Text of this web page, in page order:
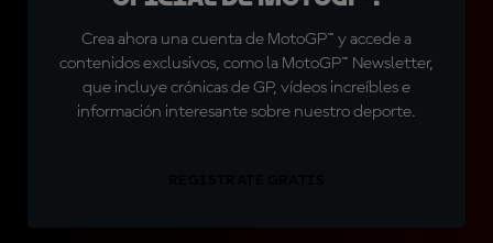
Crea ahora una cuenta de MotoGP™ y accede a
contenidos exclusivos, como la MotoGP™ Newsletter,
que incluye crónicas de GP, vídeos increíbles e
información interesante sobre nuestro deporte.